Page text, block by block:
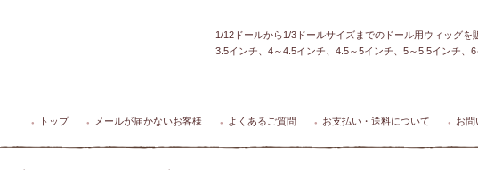
1/12ドールから1/3ドールサイズまでのドール用ウィッグを
3.5インチ、4～4.5インチ、4.5～5インチ、5～5.5インチ、
● トップ ● メールが届かないお客様 ● よくあるご質問 ● お支払い・送料について ● お問